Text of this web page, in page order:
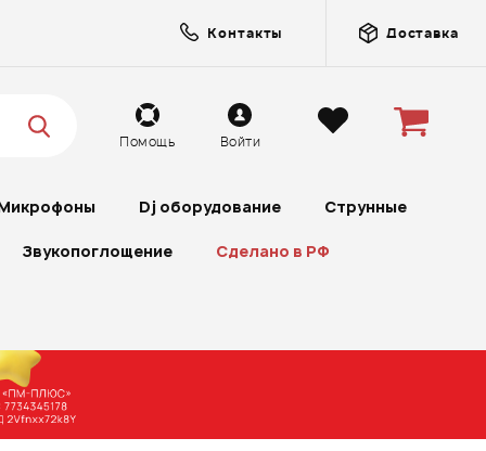
Контакты Доставка
Помощь Войти
Dj оборудование Струнные
Звукопоглощение Сделано в РФ